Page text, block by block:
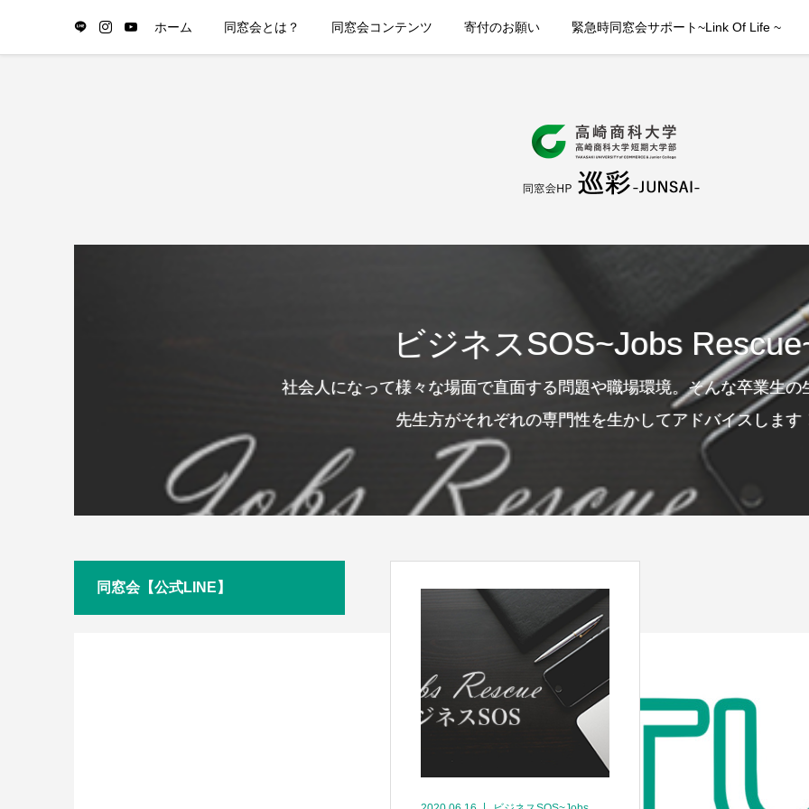
ホーム 同窓会とは？ 同窓会コンテンツ 寄付のお願い 緊急時同窓会サポート~Link Of Life ~
ビジネスSOS~Jobs
社会人になって様々な場面で直面する問題や職場環境。そんな卒業生の
先生方がそれぞれの専門性を生かしてアドバイスします
同窓会【公式LINE】